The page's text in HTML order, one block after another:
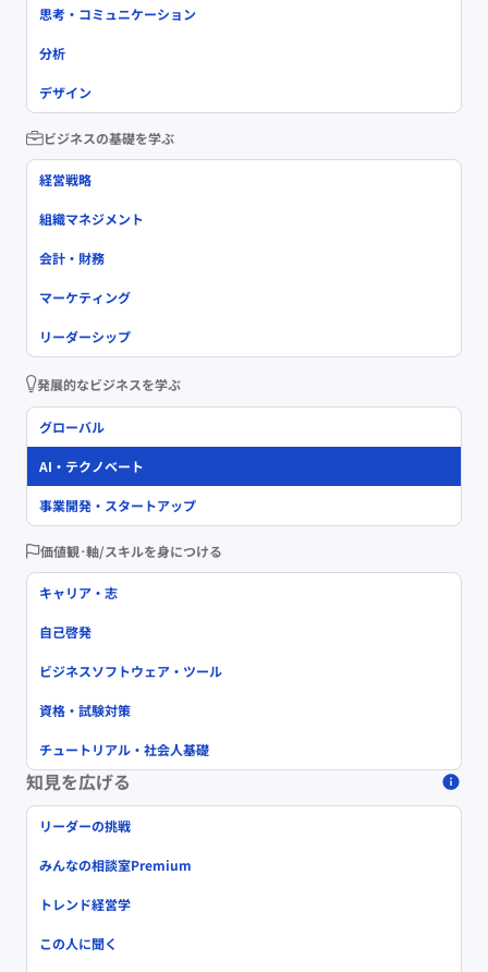
思考・コミュニケーション
分析
デザイン
ビジネスの基礎を学ぶ
経営戦略
組織マネジメント
会計・財務
マーケティング
リーダーシップ
発展的なビジネスを学ぶ
グローバル
AI・テクノベート
事業開発・スタートアップ
価値観･軸/スキルを身につける
キャリア・志
自己啓発
ビジネスソフトウェア・ツール
資格・試験対策
チュートリアル・社会人基礎
知見を広げる
リーダーの挑戦
みんなの相談室Premium
トレンド経営学
この人に聞く